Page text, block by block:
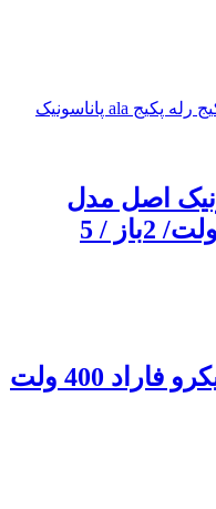
پاناسونیک اصل مدل
ALA2PF24 / رله 24 ولت/ 2باز / 5
خازن پلی استر 1.5 میکرو فاراد 400 ولت